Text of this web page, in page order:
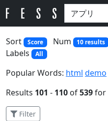
Sort
Score Num 10 results
Labels All
Popular Words: html demo
Results 101 - 110 of539for
Filter